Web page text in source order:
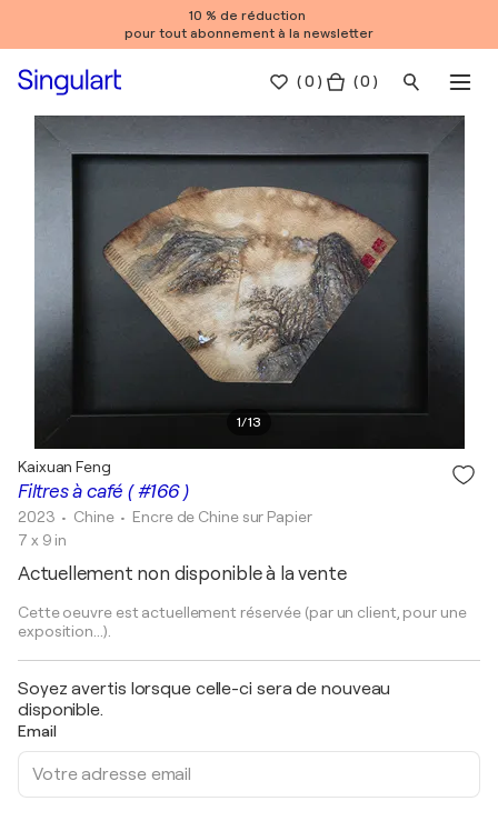
10 % de réduction
pour tout abonnement à la newsletter
(0 ) ( 0 )
1/13
Filtres à café ( #166 )
Kaixuan Feng
2023 • Chine • Encre de Chine sur Papier
7 x 9 in
Actuellement non disponible à la vente
Cette oeuvre est actuellement réservée (par un client, pour une
exposition...).
Soyez avertis lorsque celle-ci sera de nouveau
disponible.
Email